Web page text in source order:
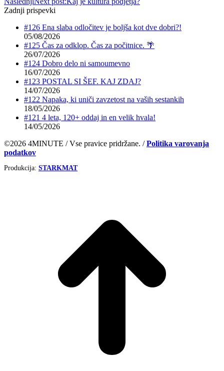
Zadnji prispevki
#126 Ena slaba odločitev je boljša kot dve dobri?!
05/08/2026
#125 Čas za odklop. Čas za počitnice. 🌴
26/07/2026
#124 Dobro delo ni samoumevno
16/07/2026
#123 POSTAL SI ŠEF. KAJ ZDAJ?
14/07/2026
#122 Napaka, ki uniči zavzetost na vaših sestankih
18/05/2026
#121 4 leta, 120+ oddaj in en velik hvala!
14/05/2026
©2026 4MINUTE / Vse pravice pridržane. /Politika varovanja
podatkov
Produkcija: STARKMAT